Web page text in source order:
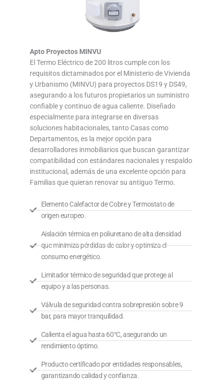
Apto Proyectos MINVU
El Termo Eléctrico de 200 litros cumple con los
requisitos dictaminados por el Ministerio de Vivienda
y Urbanismo (MINVU) para proyectos DS19 y DS49,
asegurando a los futuros propietarios un suministro
confiable y continuo de agua caliente. Diseñado
especialmente para integrarse en diversas
soluciones habitacionales, tanto Casas como
Departamentos, es la mejor opción para
desarrolladores inmobiliarios que buscan garantizar
compatibilidad con estándares nacionales y respaldo
institucional, además de una excelente opción para
Familias que quieran renovar su antiguo Termo.
Elemento Calefactor de Cobre y Termostato de
origen europeo.
Aislación térmica en poliuretano de alta densidad
que minimiza pérdidas de calor y optimiza el
consumo energético.
Limitador térmico de seguridad que protege al
equipo y a las personas.
Válvula de seguridad contra sobrepresión sobre 9
bar, para mayor tranquilidad.
Calienta el agua hasta 60°C, asegurando un
rendimiento óptimo.
Producto certificado por entidades responsables,
garantizando calidad y confianza.